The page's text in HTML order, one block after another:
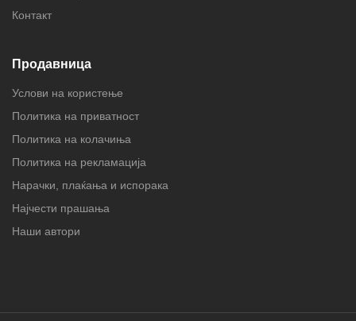
Контакт
Продавница
Услови на користење
Политика на приватност
Политика на колачиња
Политика на рекламација
Нарачки, плаќања и испорака
Најчести прашања
Наши автори